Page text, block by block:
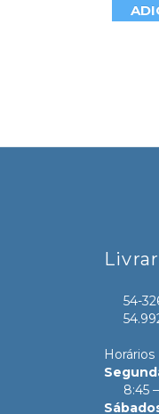
54-
Horários
8:45